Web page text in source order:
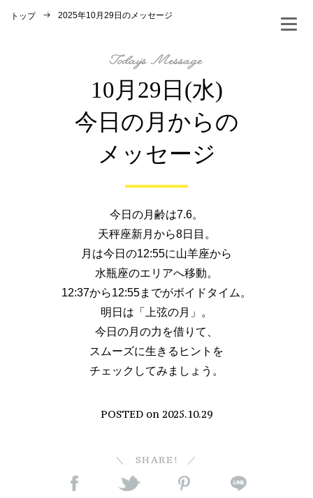
トップ 2025年10月29日のメッセージ
10月29日(水)
今日の月からの
メッセージ
今日の月齢は7.6。
天秤座新月から8日目。
月は今日の12:55に山羊座から
水瓶座のエリアへ移動。
12:37から12:55までがボイドタイム。
明日は「上弦の月」。
今日の月の力を借りて、
スムーズに生きるヒントを
チェックしてみましょう。
POSTED on 2025.10.29
SHARE!